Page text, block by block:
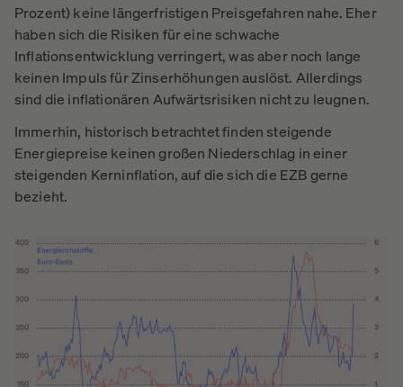
Prozent) keine längerfristigen Preisgefahren nahe. Eher
haben sich die Risiken für eine schwache
Inflationsentwicklung verringert, was aber noch lange
keinen Impuls für Zinserhöhungen auslöst. Allerdings
sind die inflationären Aufwärtsrisiken nicht zu leugnen.
Immerhin, historisch betrachtet finden steigende
Energiepreise keinen großen Niederschlag in einer
steigenden Kerninflation, auf die sich die EZB gerne
bezieht.